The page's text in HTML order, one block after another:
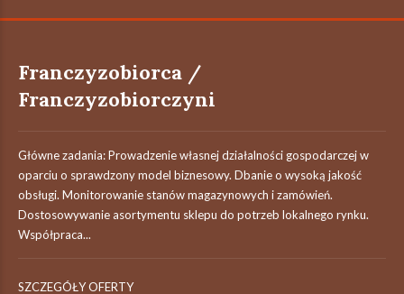
Franczyzobiorca /
Franczyzobiorczyni
Główne zadania: Prowadzenie własnej działalności gospodarczej w
oparciu o sprawdzony model biznesowy. Dbanie o wysoką jakość
obsługi. Monitorowanie stanów magazynowych i zamówień.
Dostosowywanie asortymentu sklepu do potrzeb lokalnego rynku.
Współpraca...
SZCZEGÓŁY OFERTY